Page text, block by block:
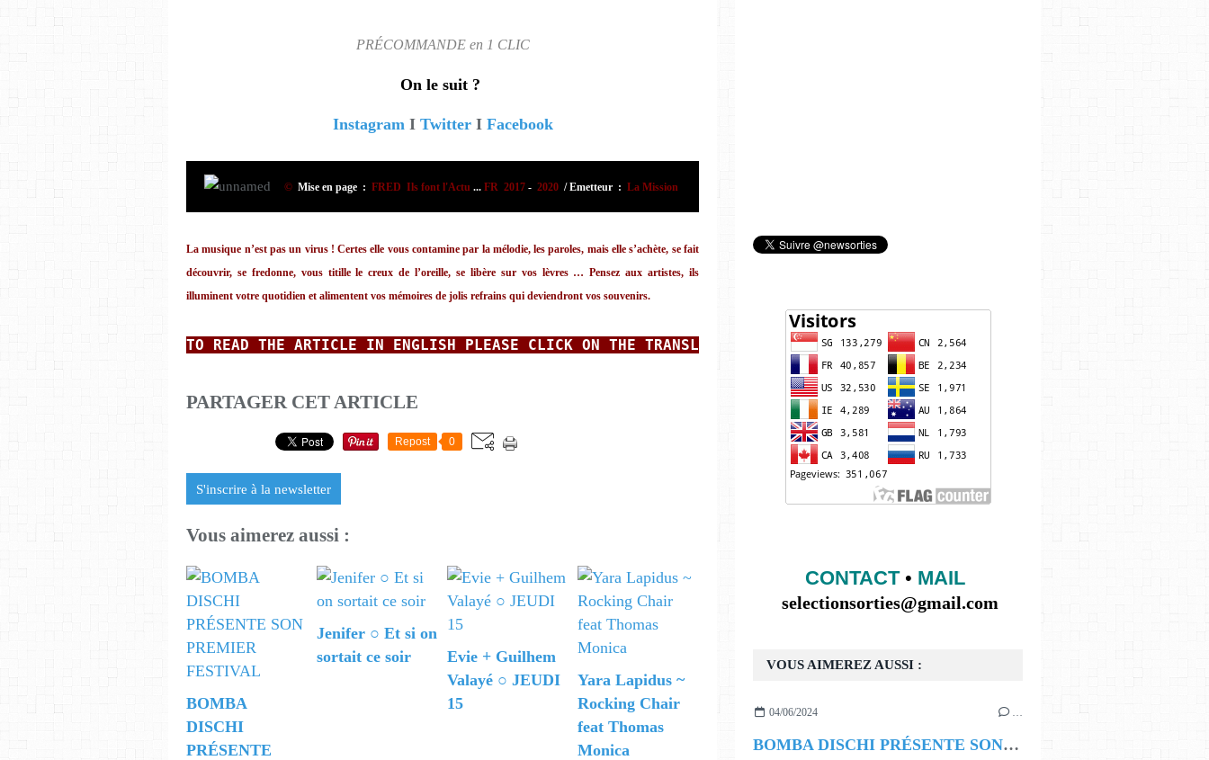
PRÉCOMMANDE en 1 CLIC
On le suit ?
InstagramI TwitterI Facebook
© Mise en page : FRED Ils font l'Actu ... FR 2017 - 2020 / Emetteur : La Mission
La musique n’est pas un virus ! Certes elle vous contamine par la mélodie, les paroles, mais elle s’achète, se fait
découvrir, se fredonne, vous titille le creux de l’oreille, se libère sur vos lèvres …Pensez aux artistes, ils
illuminent votre quotidien et alimentent vos mémoires de jolis refrains qui deviendront vos souvenirs.
TO READ THE ARTICLE IN ENGLISH PLEASE CLICK ON THE TRANSLATOR AT THE TOP LEFT, THEN ENGLISH
PARTAGER CET ARTICLE
Repost 0
S'inscrire à la newsletter
Vous aimerez aussi :
BOMBA
DISCHI
PRÉSENTE
Jenifer ○ Et si on
sortait ce soir
Evie + Guilhem
Valayé ○ JEUDI
15
Yara Lapidus ~
Rocking Chair
feat Thomas
Monica
VOUS AIMEREZ AUSSI :
04/06/2024 …
BOMBA DISCHI PRÉSENTE SON PREMIER FESTIVAL
CONTACT• MAIL
selectionsorties@gmail.com